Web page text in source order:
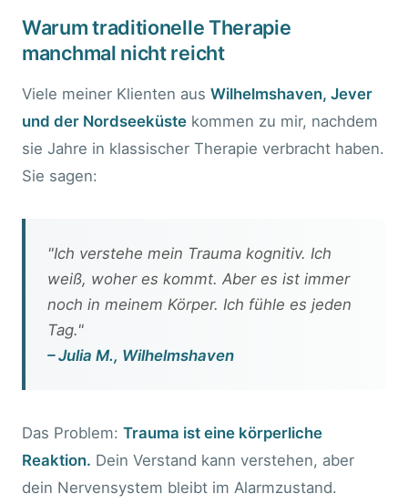
Warum traditionelle Therapie
manchmal nicht reicht
Viele meiner Klienten aus Wilhelmshaven, Jever
und der Nordseeküste kommen zu mir, nachdem
sie Jahre in klassischer Therapie verbracht haben.
Sie sagen:
"Ich verstehe mein Trauma kognitiv. Ich
weiß, woher es kommt. Aber es ist immer
noch in meinem Körper. Ich fühle es jeden
Tag."
– Julia M., Wilhelmshaven
Das Problem: Trauma ist eine körperliche
Reaktion. Dein Verstand kann verstehen, aber
dein Nervensystem bleibt im Alarmzustand.